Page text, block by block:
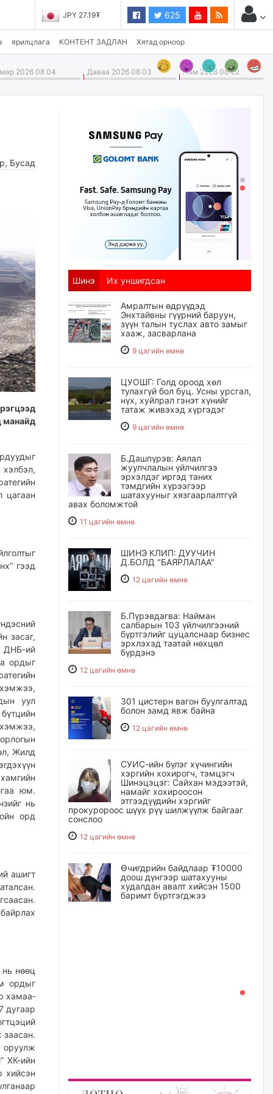
JPY 27.19₮ 625
ярилцлага КОНТЕНТ ЗАДЛАН Хятад орноор
2026 08 04 Даваа 2026 08 03 Ням 2026 08 02
, Бусад
манайд
цагаан
гээд
засаг,
ДНБ-ий
ордыг
уул
Жилд
юм.
нь
орд
ашигт
нь нөөц
ордыг
ха­маа­
дугаар
заасан.
оруулж
ХК-ийн
хийсэн
Шинэ Их уншигдсан
Амралтын өдрүүдэд
Энхтайвны гүүрний баруун,
зүүн талын туслах авто замыг
хааж, засварлана
9 цагийн өмнө
ЦУОШГ: Голд ороод хөл
тулахгүй бол буц. Усны урсгал,
нүх, хуйлрал гэнэт хүнийг
татаж живэхэд хүргэдэг
9 цагийн өмнө
Б.Дашпүрэв: Аялал
жуулчлалын үйлчилгээ
эрхэлдэг иргэд таних
тэмдгийн хүрээгээр
шатахууныг хязгаарлалтгүй
авах боломжтой
11 цагийн өмнө
ШИНЭ КЛИП: ДУУЧИН
Д.БОЛД "БАЯРЛАЛАА"
12 цагийн өмнө
Б.Пүрэвдагва: Найман
салбарын 103 үйлчилгээний
бүртгэлийг цуцалснаар бизнес
эрхлэхэд таатай нөхцөл
бүрдэнэ
12 цагийн өмнө
301 цистерн вагон буулгалтад
болон замд явж байна
12 цагийн өмнө
СУИС-ийн бүлэг хүчингийн
хэргийн хохирогч, тэмцэгч
Шинэцэцэг: Сайхан мэдээтэй,
намайг хохироосон
этгээдүүдийн хэргийг
прокуророос шүүх рүү шилжүүлж байгааг
сонслоо
12 цагийн өмнө
Өчигдрийн байдлаар ₮10000
доош дүнгээр шатахууны
худалдан авалт хийсэн 1500
баримт бүртгэгджээ